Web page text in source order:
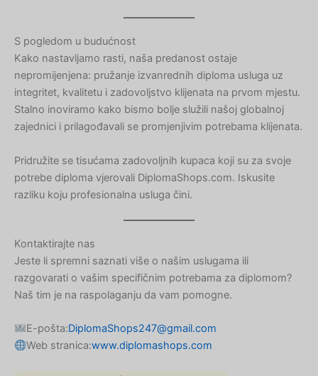
S pogledom u budućnost
Kako nastavljamo rasti, naša predanost ostaje
nepromijenjena: pružanje izvanrednih diploma usluga uz
integritet, kvalitetu i zadovoljstvo klijenata na prvom mjestu.
Stalno inoviramo kako bismo bolje služili našoj globalnoj
zajednici i prilagođavali se promjenjivim potrebama klijenata.
Pridružite se tisućama zadovoljnih kupaca koji su za svoje
potrebe diploma vjerovali DiplomaShops.com. Iskusite
razliku koju profesionalna usluga čini.
Kontaktirajte nas
Jeste li spremni saznati više o našim uslugama ili
razgovarati o vašim specifičnim potrebama za diplomom?
Naš tim je na raspolaganju da vam pomogne.
E-pošta:DiplomaShops247@gmail.com
Web stranica:www.diplomashops.comFinnish
Belarusian
Bosnian
Czech
Hungarian
Armenian
Icelandic
Japanese
Korean